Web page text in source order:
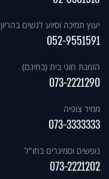
יעוץ תמיכה וסיוע לנשים בהריון
052-9551591
הזמנת חוגי בית (בחינם)
073-2221290
ממיר צופיה
073-3333333
נופשים וסמינרים בחו"ל
073-2221202